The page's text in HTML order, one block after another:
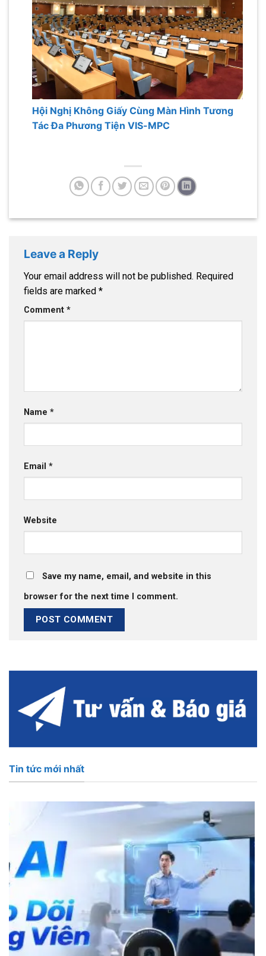
Hội Nghị Không Giấy Cùng Màn Hình Tương
Tác Đa Phương Tiện VIS-MPC
Leave a Reply
Your email address will not be published. Required
fields are marked *
Comment *
Name *
Email *
Website
Save my name, email, and website in this
browser for the next time I comment.
Tin tức mới nhất